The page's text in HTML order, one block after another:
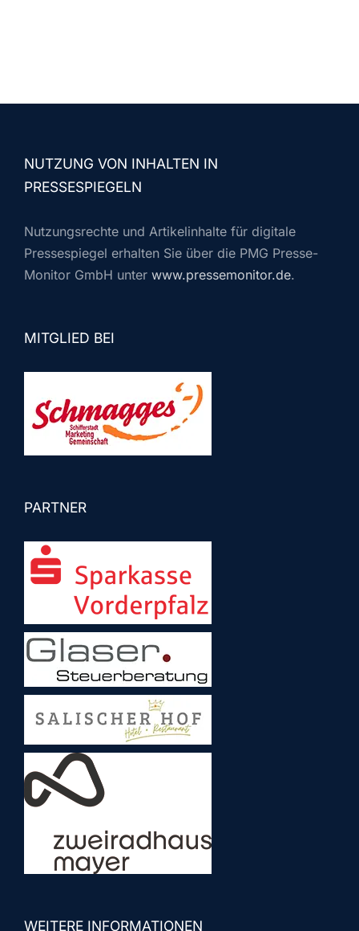
NUTZUNG VON INHALTEN IN
PRESSESPIEGELN
Nutzungsrechte und Artikelinhalte für digitale
Pressespiegel erhalten Sie über die PMG Presse-
Monitor GmbH unter www.pressemonitor.de.
MITGLIED BEI
PARTNER
WEITERE INFORMATIONEN